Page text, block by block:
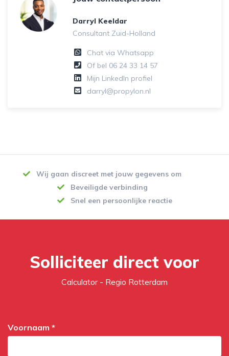
Darryl Keeldar
Consultant Zuid-Holland
Chat via Whatsapp
Of bel 06 24 33 14 57
Mijn LinkedIn profiel
darryl@propylon.nl
Wij gaan discreet met jouw gegevens om
Beveiligde verbinding
Snel een persoonlijke reactie
Solliciteer direct voor
Calculator - Regio Rotterdam
Voornaam *